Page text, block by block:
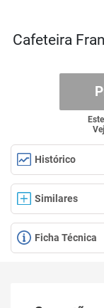
Cafeteira
Histórico
Similares
Ficha Técnica